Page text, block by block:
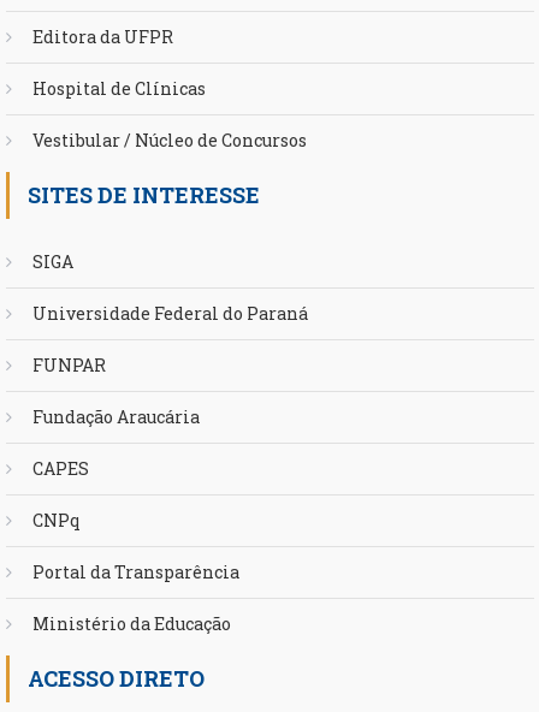
Editora da UFPR
Hospital de Clínicas
Vestibular / Núcleo de Concursos
SITES DE INTERESSE
SIGA
Universidade Federal do Paraná
FUNPAR
Fundação Araucária
CAPES
CNPq
Portal da Transparência
Ministério da Educação
ACESSO DIRETO